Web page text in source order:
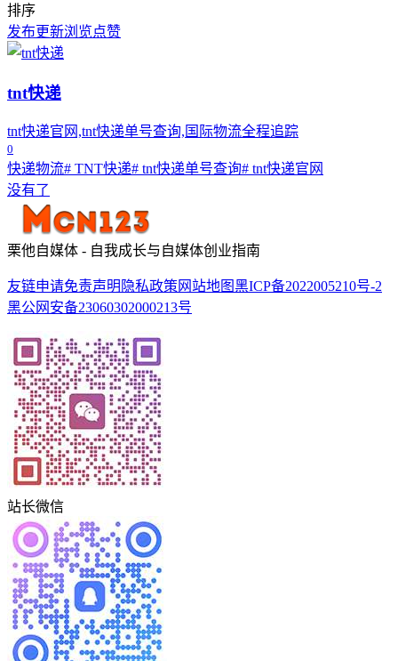
排序
发布更新浏览点赞
tnt快递
tnt快递官网,tnt快递单号查询,国际物流全程追踪
0
快递物流# TNT快递# tnt快递单号查询# tnt快递官网
没有了
栗他自媒体 - 自我成长与自媒体创业指南
友链申请免责声明 隐私政策 网站地图黑ICP备2022005210号-2
黑公网安备23060302000213号
站长微信